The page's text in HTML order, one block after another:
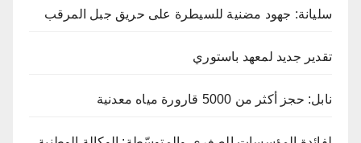
سليانة: جهود مضنية للسيطرة على حريق جبل المرقب
تقدير جديد لمعهد باستوري
نابل: حجز أكثر من 5000 قارورة مياه معدنية